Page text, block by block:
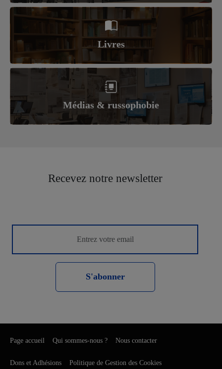
Livres
Médias & russophobie
Recevez notre newsletter
S'abonner
Page accueil Qui sommes-nous ? Nous contacter
Dons et Adhésions Politique de Gestion des Cookies